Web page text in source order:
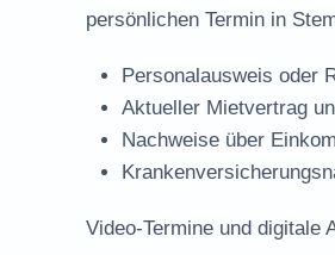
persönlichen Termin in
Personalausweis oder
Aktueller Mietvertrag
Nachweise über
Video-Termine und digitale